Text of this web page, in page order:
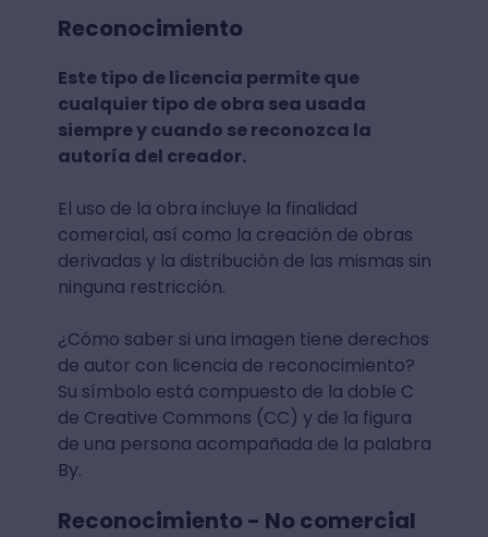
Reconocimiento
Este tipo de licencia permite que
cualquier tipo de obra sea usada
siempre y cuando se reconozca la
autoría del creador.
El uso de la obra incluye la finalidad
comercial, así como la creación de obras
derivadas y la distribución de las mismas sin
ninguna restricción.
¿Cómo saber si una imagen tiene derechos
de autor con licencia de reconocimiento?
Su símbolo está compuesto de la doble C
de Creative Commons (CC) y de la figura
de una persona acompañada de la palabra
By.
Reconocimiento - No comercial